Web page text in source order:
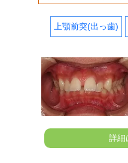
上顎前突(出っ歯)
詳細